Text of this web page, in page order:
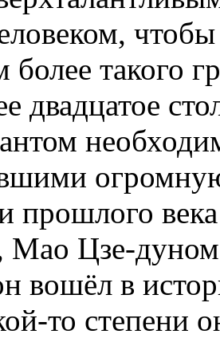
более такого
двадцатое
прошлого
Мао Цзе-
вошёл в
то степени